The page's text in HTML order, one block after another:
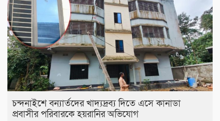
চন্দনাইশে বন্যার্তদের খাদ্যদ্রব্য দিতে এসে কানাডা
প্রবাসীর পরিবারকে হয়রানির অভিযোগ